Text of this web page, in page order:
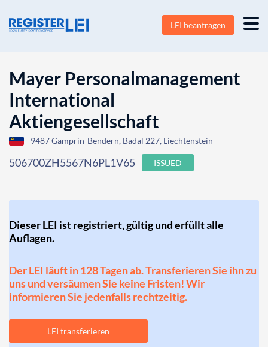
LEI beantragen
Mayer Personalmanagement
International
Aktiengesellschaft
9487 Gamprin-Bendern, Badäl 227, Liechtenstein
506700ZH5567N6PL1V65 ISSUED
Dieser LEI ist registriert, gültig und erfüllt alle
Auflagen.
Der LEI läuft in 128 Tagen ab. Transferieren Sie ihn zu
uns und versäumen Sie keine Fristen! Wir
informieren Sie jedenfalls rechtzeitig.
LEI transferieren